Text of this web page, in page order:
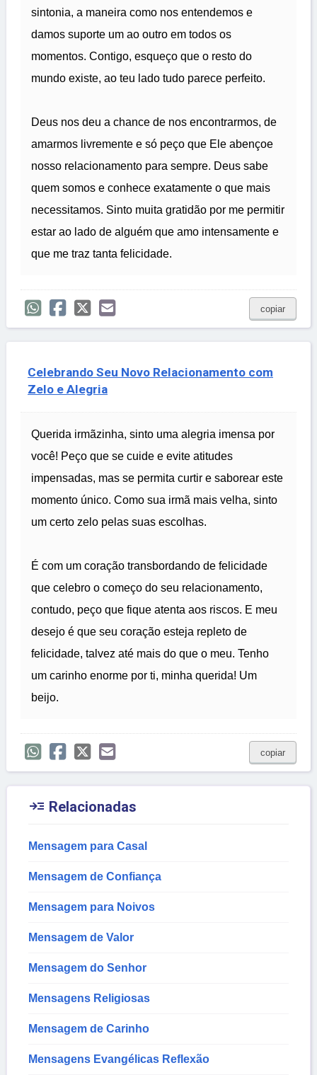
sintonia, a maneira como nos entendemos e
damos suporte um ao outro em todos os
momentos. Contigo, esqueço que o resto do
mundo existe, ao teu lado tudo parece perfeito.
Deus nos deu a chance de nos encontrarmos, de
amarmos livremente e só peço que Ele abençoe
nosso relacionamento para sempre. Deus sabe
quem somos e conhece exatamente o que mais
necessitamos. Sinto muita gratidão por me permitir
estar ao lado de alguém que amo intensamente e
que me traz tanta felicidade.
copiar
Celebrando Seu Novo Relacionamento com
Zelo e Alegria
Querida irmãzinha, sinto uma alegria imensa por
você! Peço que se cuide e evite atitudes
impensadas, mas se permita curtir e saborear este
momento único. Como sua irmã mais velha, sinto
um certo zelo pelas suas escolhas.
É com um coração transbordando de felicidade
que celebro o começo do seu relacionamento,
contudo, peço que fique atenta aos riscos. E meu
desejo é que seu coração esteja repleto de
felicidade, talvez até mais do que o meu. Tenho
um carinho enorme por ti, minha querida! Um
beijo.
copiar
 Relacionadas
Mensagem para Casal
Mensagem de Confiança
Mensagem para Noivos
Mensagem de Valor
Mensagem do Senhor
Mensagens Religiosas
Mensagem de Carinho
Mensagens Evangélicas Reflexão